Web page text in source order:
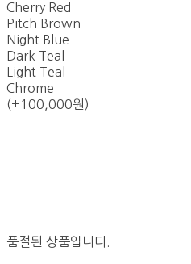
Cherry Red
Pitch Brown
Night Blue
Dark Teal
Light Teal
Chrome
(+100,000원)
품절된 상품입니다.